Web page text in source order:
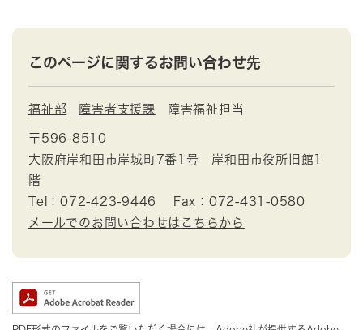
このページに関するお問い合わせ先
福祉部 障害者支援課 障害福祉担当
〒596-8510
大阪府岸和田市岸城町7番1号 岸和田市役所旧館1
階
Tel：072-423-9446
Fax：072-431-0580
メールでのお問い合わせはこちらから